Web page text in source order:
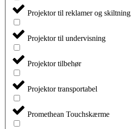
Projektor til reklamer og skiltning
Projektor til undervisning
Projektor tilbehør
Projektor transportabel
Promethean Touchskærme